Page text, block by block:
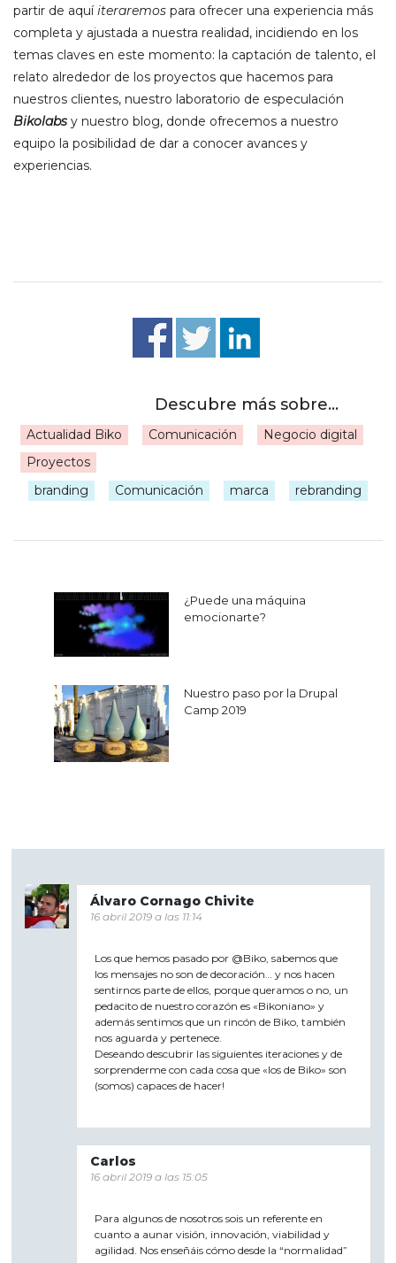
partir de aquíiteraremos para ofrecer una experiencia más
completa y ajustada a nuestra realidad, incidiendo en los
temas claves en este momento: la captación de talento, el
relato alrededor de los proyectos que hacemos para
nuestros clientes, nuestro laboratorio de especulación
Bikolabs y nuestro blog, donde ofrecemos a nuestro
equipo la posibilidad de dar a conocer avances y
experiencias.
Actualidad Biko Comunicación
Negocio digital
Proyectos
branding Comunicación marca rebranding
Navegación
entradas
¿Puede una máquina
emocionarte?
Nuestro paso por la Drupal
Camp 2019
Álvaro Cornago Chivite
16 abril 2019 a las 11:14
Los que hemos pasado por @Biko, sabemos que
los mensajes no son de decoración… y nos hacen
sentirnos parte de ellos, porque queramos o no, un
pedacito de nuestro corazón es «Bikoniano» y
además sentimos que un rincón de Biko, también
nos aguarda y pertenece.
Deseando descubrir las siguientes iteraciones y de
sorprenderme con cada cosa que «los de Biko» son
(somos) capaces de hacer!
Carlos
16 abril 2019 a las 15:05
Para algunos de nosotros sois un referente en
cuanto a aunar visión, innovación, viabilidad y
agilidad. Nos enseñáis cómo desde la “normalidad”